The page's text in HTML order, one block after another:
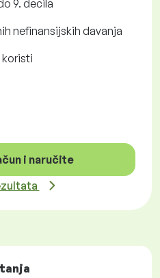
9. decila
nefinansijskih davanja
koristi
i naručite